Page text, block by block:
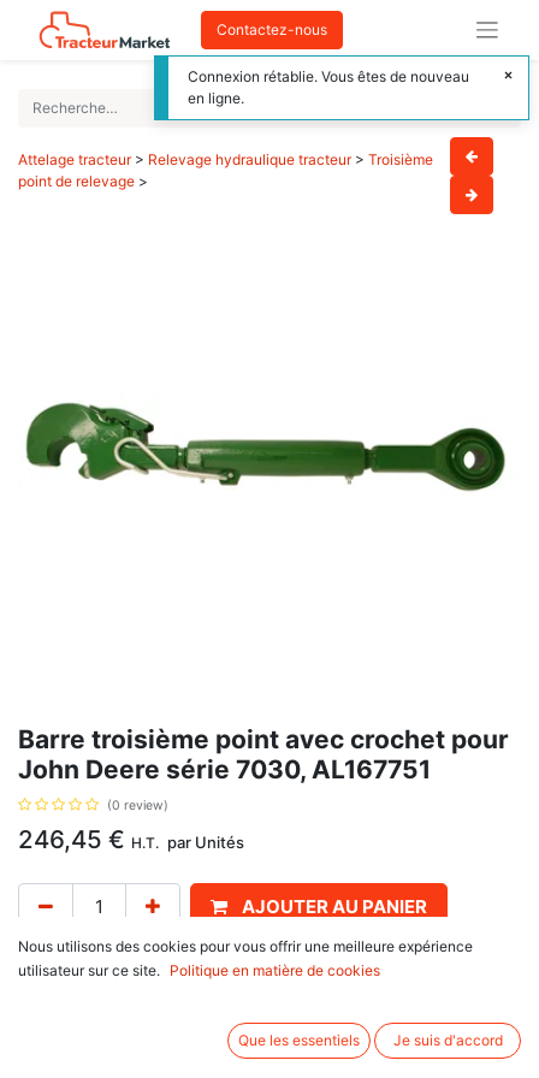
Contactez-nous
Attelage tracteur> Relevage hydraulique tracteur> Troisième
point de relevage >
Barre troisième point avec crochet pour
John Deere série 7030, AL167751
(0 review)
246,45 € H.T. par Unités
AJOUTER AU PANIER
Délai de livraison : 1 semaine
Nous utilisons des cookies pour vous offrir une meilleure expérience
utilisateur sur ce site.
Politique en matière de cookies
Que les essentiels Je suis d'accord
Connexion rétablie. Vous êtes de nouveau
en ligne.